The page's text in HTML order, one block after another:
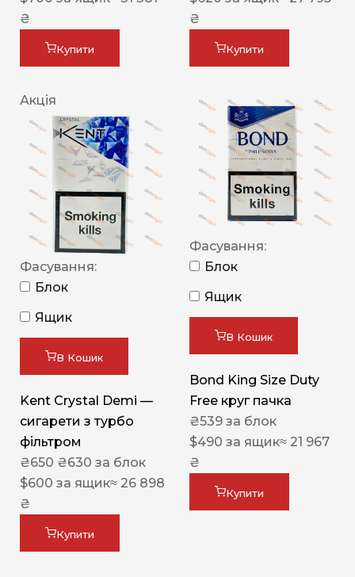
₴
Купити
₴
Купити
Акція
Фасування:
Блок
Ящик
В Кошик
Kent Crystal Demi —
сигарети з турбо
фільтром
₴650 ₴630 за блок
$600 за ящик≈ 26 898
₴
Купити
Фасування:
Блок
Ящик
В Кошик
Bond King Size Duty
Free круг пачка
₴539 за блок
$490 за ящик≈ 21 967
₴
Купити